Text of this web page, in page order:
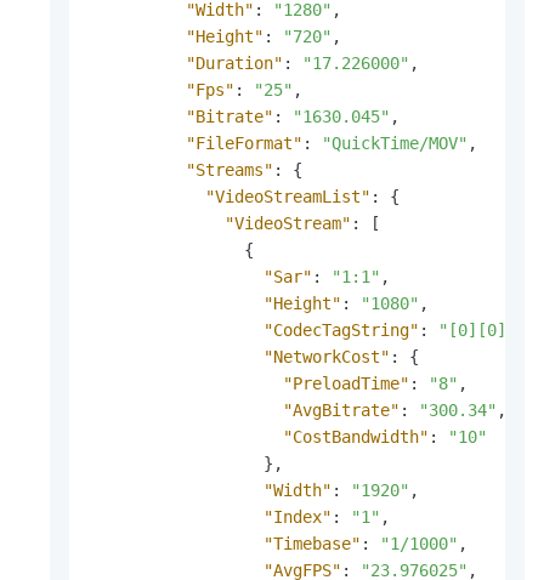
"Width" : "1280" ,
"Height" : "720" ,
"Duration" : "17.226000" ,
"Fps" : "25" ,
"Bitrate" : "1630.045" ,
"FileFormat" : "QuickTime/MOV" ,
"Streams" :
{
"VideoStreamList" :
{
"VideoStream" :
[
{
"Sar" : "1:1" ,
"Height" : "1080" ,
"CodecTagString" :
"NetworkCost" :
{
"PreloadTime" : "8" ,
"AvgBitrate" : "300.34" ,
"CostBandwidth" :
"10"
} ,
"Width" : "1920" ,
"Index" : "1" ,
"Timebase" : "1/1000" ,
"AvgFPS" : "23.976025" ,